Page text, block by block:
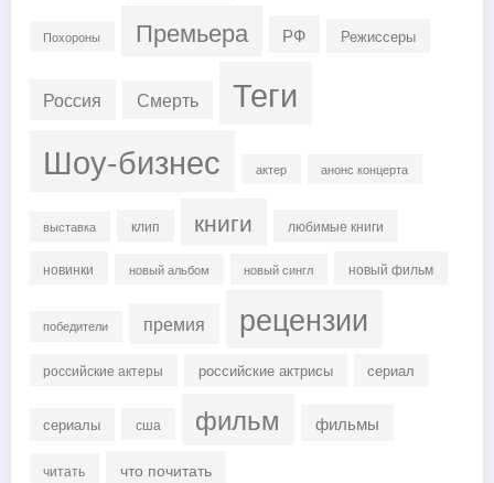
Похороны Премьера РФ Режиссеры
Россия Смерть Теги
Шоу-бизнес актер анонс концерта
выставка клип книги любимые книги
новинки новый альбом новый сингл новый фильм
победители премия рецензии
российские актеры российские актрисы сериал
сериалы сша фильм фильмы
читать что почитать